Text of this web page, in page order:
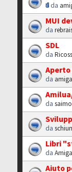
da
MUI
da
SDL
da
da
da
da
Libri
da
Aiuto